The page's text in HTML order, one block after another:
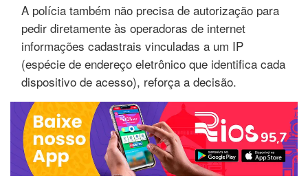
A polícia também não precisa de autorização para
pedir diretamente às operadoras de internet
informações cadastrais vinculadas a um IP
(espécie de endereço eletrônico que identifica cada
dispositivo de acesso), reforça a decisão.